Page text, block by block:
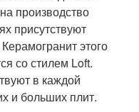
производство
присутствуют
этого
со стилем Loft.
в каждой
и больших плит.